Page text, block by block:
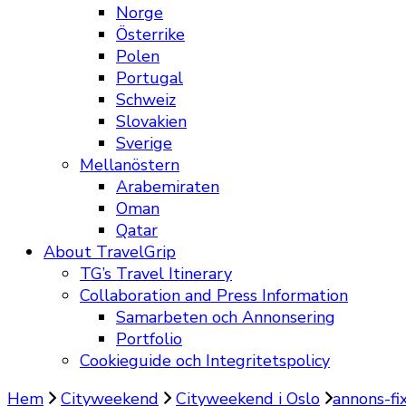
Norge
Österrike
Polen
Portugal
Schweiz
Slovakien
Sverige
Mellanöstern
Arabemiraten
Oman
Qatar
About TravelGrip
TG’s Travel Itinerary
Collaboration and Press Information
Samarbeten och Annonsering
Portfolio
Cookieguide och Integritetspolicy
Hem
Cityweekend Cityweekend i Oslo annons-